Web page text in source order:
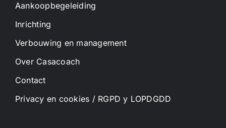
Aankoopbegeleiding
Inrichting
Verbouwing en management
Over Casacoach
Contact
Privacy en cookies / RGPD y LOPDGDD